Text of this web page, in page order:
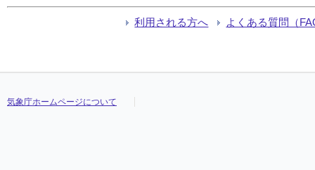
利用される方へ よくある質問（
気象庁ホームページについて